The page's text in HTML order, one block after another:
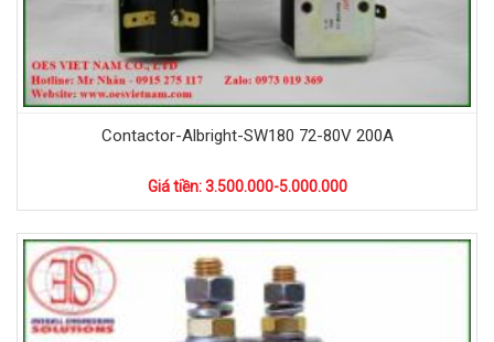
Contactor-Albright-SW180 72-80V 200A
Giá tiền: 3.500.000-5.000.000